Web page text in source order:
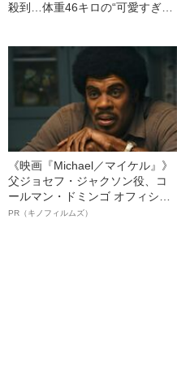
殺到…体重46キロの“可愛すぎ
《映画『Michael／マイケル』》
父ジョセフ・ジャクソン役、コ
ールマン・ドミンゴ オフィシャ
ルインタビュー“観客を魅了した
PR（キノフィルムズ）